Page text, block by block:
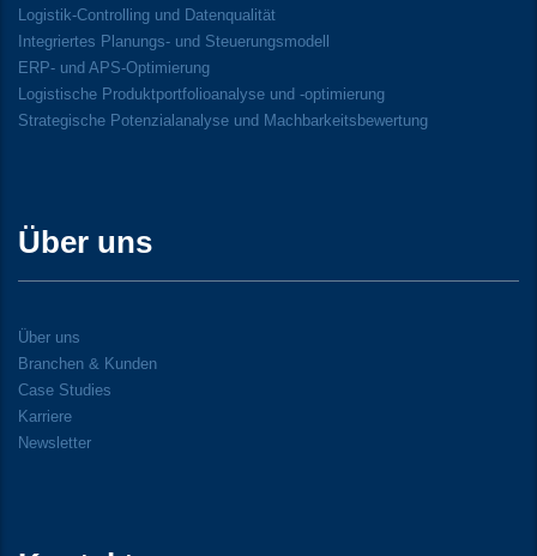
Logistik-Controlling und Datenqualität
Integriertes Planungs- und Steuerungsmodell
ERP- und APS-Optimierung
Logistische Produktportfolioanalyse und -optimierung
Strategische Potenzialanalyse und Machbarkeitsbewertung
Über uns
Über uns
Branchen & Kunden
Case Studies
Karriere
Newsletter